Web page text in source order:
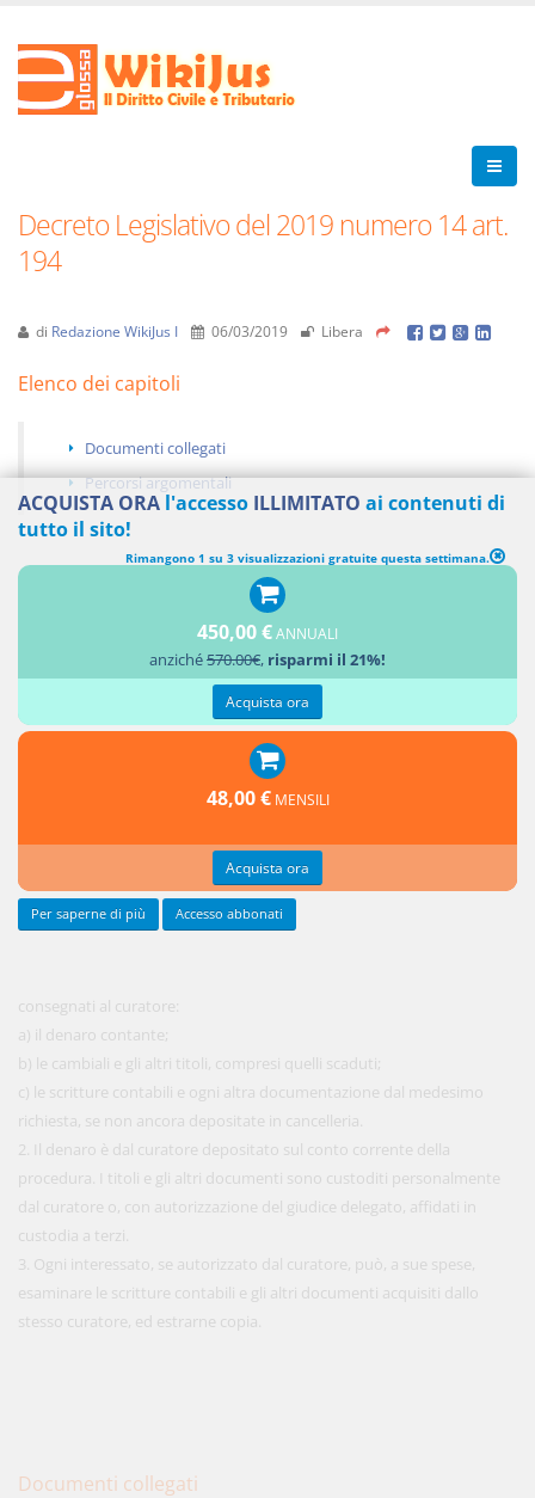
Decreto Legislativo del 2019 numero 14 art.
194
di Redazione WikiJus I 06/03/2019 Libera
Elenco dei capitoli
Documenti collegati
Percorsi argomentali
CONSEGNA DEL DENARO, TITOLI, SCRITTURE CONTABILI E DI
consegnati al curatore:
a) il denaro contante;
b) le cambiali e gli altri titoli, compresi quelli scaduti;
c) le scritture contabili e ogni altra documentazione dal medesimo
richiesta, se non ancora depositate in cancelleria.
2. Il denaro è dal curatore depositato sul conto corrente della
procedura. I titoli e gli altri documenti sono custoditi personalmente
dal curatore o, con autorizzazione del giudice delegato, affidati in
custodia a terzi.
3. Ogni interessato, se autorizzato dal curatore, può, a sue spese,
esaminare le scritture contabili e gli altri documenti acquisiti dallo
stesso curatore, ed estrarne copia.
Documenti collegati
ACQUISTA ORA l'accesso ILLIMITATO ai contenuti di
tutto il sito!
Rimangono 1 su 3 visualizzazioni gratuite questa settimana.
450,00 €ANNUALI
anziché570.00€, risparmi il 21%!
Acquista ora
48,00 € MENSILI
Acquista ora
Per saperne di più Accesso abbonati